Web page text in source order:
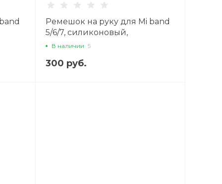
Ремешок на руку для Mi band
5/6/7, силиконовый,
оранжевый
В наличии 5
300 руб.